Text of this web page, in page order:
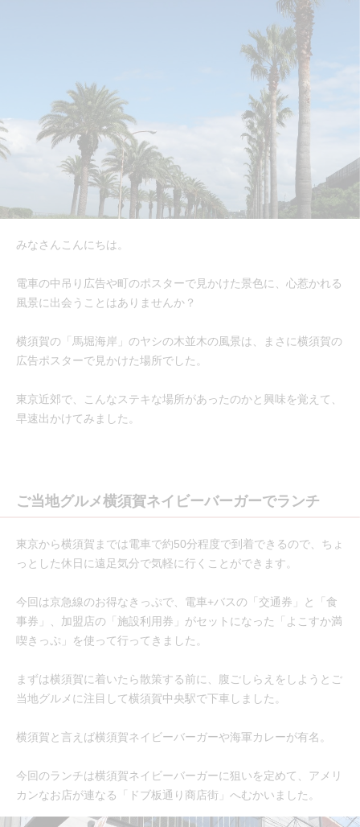
みなさんこんにちは。
電車の中吊り広告や町のポスターで見かけた景色に、心惹かれる
風景に出会うことはありませんか？
横須賀の「馬堀海岸」のヤシの木並木の風景は、まさに横須賀の
広告ポスターで見かけた場所でした。
東京近郊で、こんなステキな場所があったのかと興味を覚えて、
早速出かけてみました。
ご当地グルメ横須賀ネイビーバーガーでランチ
東京から横須賀までは電車で約50分程度で到着できるので、ちょ
っとした休日に遠足気分で気軽に行くことができます。
今回は京急線のお得なきっぷで、電車+バスの「交通券」と「食
事券」、加盟店の「施設利用券」がセットになった「よこすか満
喫きっぷ」を使って行ってきました。
まずは横須賀に着いたら散策する前に、腹ごしらえをしようとご
当地グルメに注目して横須賀中央駅で下車しました。
横須賀と言えば横須賀ネイビーバーガーや海軍カレーが有名。
今回のランチは横須賀ネイビーバーガーに狙いを定めて、アメリ
カンなお店が連なる「ドブ板通り商店街」へむかいました。